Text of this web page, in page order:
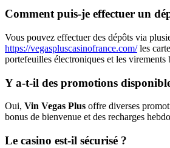
Comment puis-je effectuer un
Vous pouvez effectuer des dépôts via
https://vegaspluscasinofrance.com/les
portefeuilles électroniques et les virements
Y a-t-il des promotions
Oui, Vin Vegas Plus offre diverses
bonus de bienvenue et des recharges
Le casino est-il sécurisé ?